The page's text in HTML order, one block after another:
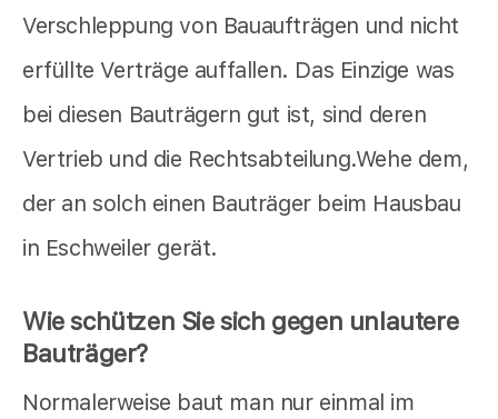
Verschleppung von Bauaufträgen und nicht
erfüllte Verträge auffallen. Das Einzige was
bei diesen Bauträgern gut ist, sind deren
Vertrieb und die Rechtsabteilung.Wehe dem,
der an solch einen Bauträger beim Hausbau
in Eschweiler gerät.
Wie schützen Sie sich gegen unlautere
Bauträger?
Normalerweise baut man nur einmal im